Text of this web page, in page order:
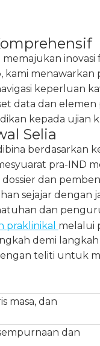
inovasi
keperluan
data dan
kepada ujian
Selia
berdasarkan
pra-IND
dan
sejajar dengan
dan
praklinikal melalui
demi
teliti untuk
masa, dan
dan